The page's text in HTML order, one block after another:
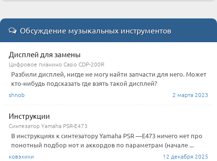
Обсуждение музыкальных инструментов
Дисплей для замены
Цифровое пианино Casio CDP-200R
Разбили дисплей, нигде не могу найти запчасти для него. Может
кто-нибудь подсказать где взять такой дисплей?
shnob 2 марта 2023
Инструкции
Синтезатор Yamaha PSR-E473
В инструкциях к синтезатору Yamaha PSR —E473 ничего нет про
понотный подбор нот и аккордов по параметрам (начале ...
ковэхихи 12 декабря 2025